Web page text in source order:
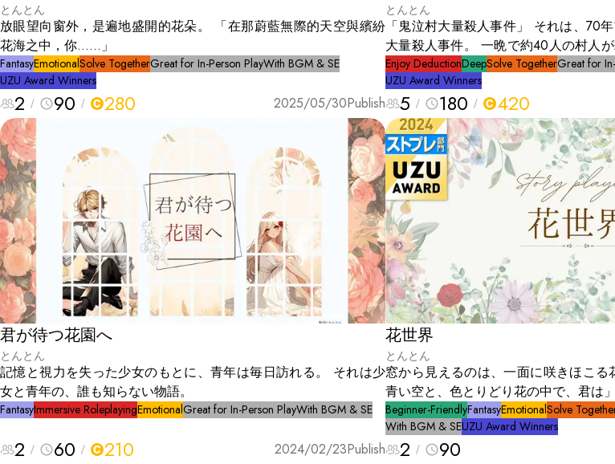
とんとん
放眼望向窗外，是遍地盛開的花朵。 「在那蔚藍無際的天空與繽紛
花海之中，你……」
FantasyEmotionalSolve TogetherGreat for In-Person PlayWith BGM & SE
UZU Award Winners
2 90 280 2025/05/30Publish
とんとん
「鬼泣村大量殺人事件」 それは、70
大量殺人事件。 一晩で約40人の村人
人の少女だけ。 少女は保護された後、
しました」と告げた。
そ、怪異探偵倶楽部へ。 わたくしは
す。 わが怪異探偵倶楽部へ、怪異探
んの少しだけ力をお貸ししますので、
る過去の未解決事件について推理して
今回の事件は「鬼泣村大量殺人事件
ったのか。 ぜひ皆さまの手で真実を解
Enjoy DeductionDeepSolve TogetherGreat for
UZU Award Winners
5 180 420
君が待つ花園へ
とんとん
記憶と視力を失った少女のもとに、青年は毎日訪れる。 それは少
女と青年の、誰も知らない物語。
FantasyImmersive RoleplayingEmotionalGreat for In-Person PlayWith BGM & SE
2 60 210 2024/02/23Publish
花世界
とんとん
窓から見えるのは、一面に咲きほこ
青い空と、色とりどり花の中で、君は」
Beginner-FriendlyFantasyEmotionalSolve
With BGM & SEUZU Award Winners
2 90